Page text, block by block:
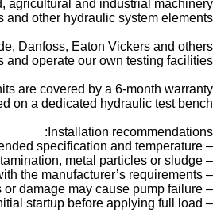
agricultural and industrial machinery.
other hydraulic system elements.
Danfoss, Eaton Vickers and others.
operate our own testing facilities.
are covered by a 6-month warranty.
on a dedicated hydraulic test bench.
Installation recommendations:
– Fill the pump with the correct hydraulic oil according to the recommended specification and temperature.
– Check the hydraulic system for contamination, metal particles or sludge.
– Replace all hydraulic filters with new ones, in line with the manufacturer’s requirements.
– Inspect hoses, valves and hydraulic connections – leaks or damage may cause pump failure.
– Properly bleed the system and perform initial startup before applying full load.